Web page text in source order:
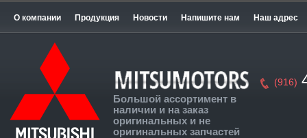
О компании Продукция Новости Напишите нам Наш адрес
Большой ассортимент в
наличии и на заказ
оригинальных и не
оригинальных запчастей
(916)